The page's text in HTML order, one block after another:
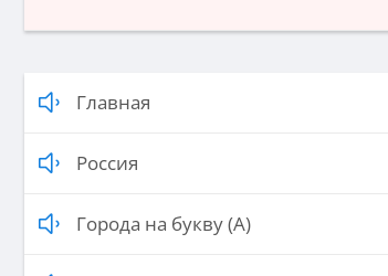
Главная
Россия
Города на букву (А)